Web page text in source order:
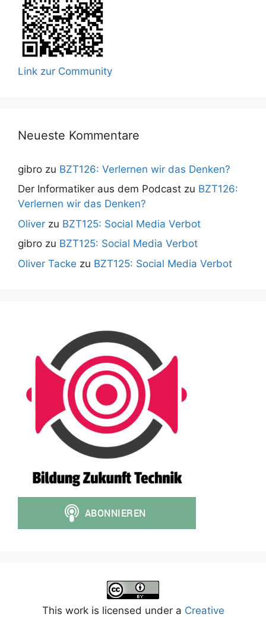
Link zur Community
Neueste Kommentare
gibro zu BZT126: Verlernen wir das Denken?
Der Informatiker aus dem Podcast zu BZT126:
Verlernen wir das Denken?
Oliver zu BZT125: Social Media Verbot
gibro zu BZT125: Social Media Verbot
Oliver Tacke zu BZT125: Social Media Verbot
This work is licensed under a Creative